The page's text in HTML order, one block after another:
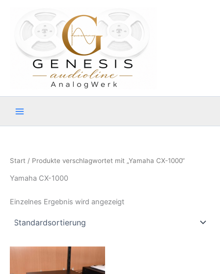
springen
Start / Produkte verschlagwortet mit „Yamaha CX-1000“
Yamaha CX-1000
Einzelnes Ergebnis wird angezeigt